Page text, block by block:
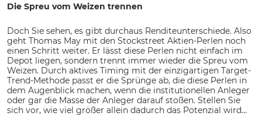
Die Spreu vom Weizen trennen
Doch Sie sehen, es gibt durchaus Renditeunterschiede. Also
geht Thomas May mit den Stockstreet Aktien-Perlen noch
einen Schritt weiter. Er lässt diese Perlen nicht einfach im
Depot liegen, sondern trennt immer wieder die Spreu vom
Weizen. Durch aktives Timing mit der einzigartigen Target-
Trend-Methode passt er die Sprünge ab, die diese Perlen in
dem Augenblick machen, wenn die institutionellen Anleger
oder gar die Masse der Anleger darauf stoßen. Stellen Sie
sich vor, wie viel größer allein dadurch das Potenzial wird…